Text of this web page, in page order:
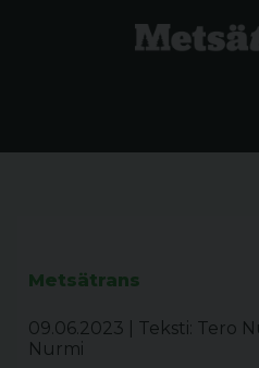
Metsätrans
09.06.2023 Teksti: Tero
Nurmi